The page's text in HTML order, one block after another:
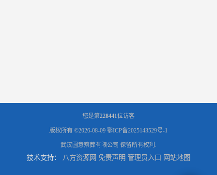
您是第228441位访客
版权所有 ©2026-08-09 鄂ICP备2025143529号-1
武汉圆意殡葬有限公司 保留所有权利.
技术支持： 八方资源网 免责声明 管理员入口 网站地图